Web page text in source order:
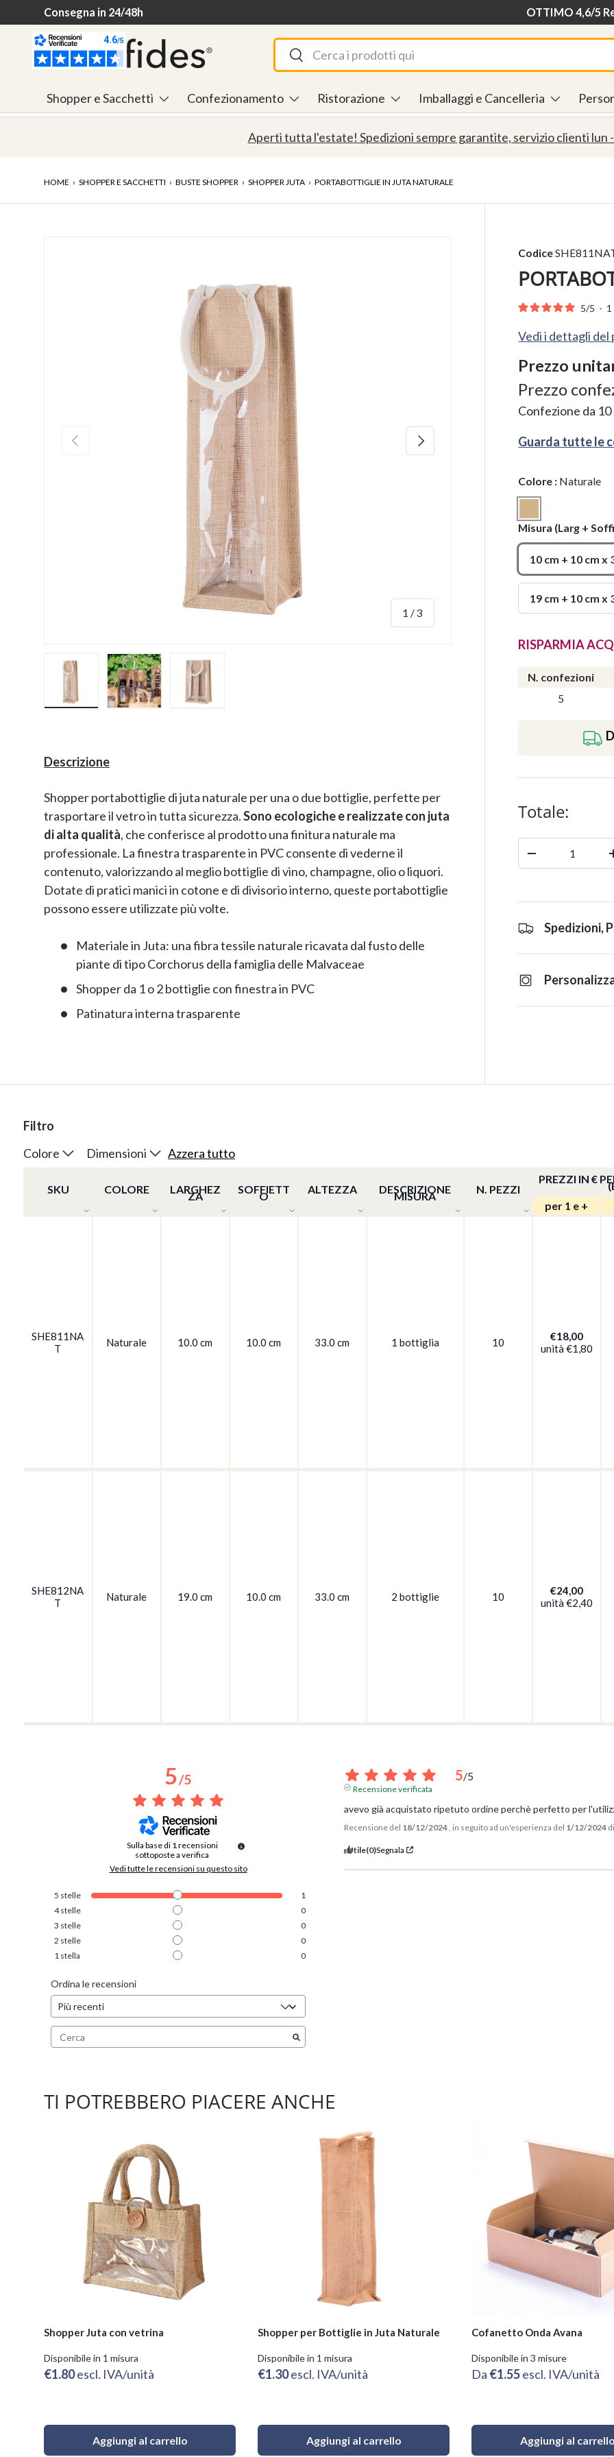
Passa ai contenuti
Spedizione gratuita da 195 € Consegna in 24/
OTTIMO 4,6/5
Cerca
Cerca
Shopper e Sacchetti Confezionamento Ristorazione Imballaggi e Cancelleria
Aperti tutta l'estate! Spedizioni sempre garantite, servizio clienti lun -
HOME › SHOPPER E SACCHETTI › BUSTE SHOPPER › SHOPPER JUTA › PORTABOTTIGLIE IN JUTA NATURALE
Indietro
1 /di
3
Avanti
Codice
5/5 - 1
Vedi i dettagli
Prezzo
Prezzo
Confezione da 10
Guarda tutte le
Misura (Larg +
10 cm + 10 cm x
19 cm + 10 cm
Colore : Naturale
Naturale
RISPARMIA
N. confezioni
5
Totale:
+
Spedizioni,
Descrizione
Shopper portabottiglie di juta naturale per una o due bottiglie, perfette per
trasportare il vetro in tutta sicurezza.Sono ecologiche e realizzate con juta
di alta qualità, che conferisce al prodotto una finitura naturale ma
professionale. La finestra trasparente in PVC consente di vederne il
contenuto, valorizzando al meglio bottiglie di vino, champagne, olio o liquori.
Dotate di pratici manici in cotone e di divisorio interno, queste portabottiglie
possono essere utilizzate più volte.
Materiale in Juta: una fibra tessile naturale ricavata dal fusto delle
piante di tipo Corchorus della famiglia delle Malvaceae
Shopper da 1 o 2 bottiglie con finestra in PVC
Patinatura interna trasparente
Filtro
Colore
Dimensioni Azzera tutto
SKU COLORE LARGHEZ
ZA
SOFFIETT
O
ALTEZZA DESCRIZIONE
MISURA
N. PEZZI
PREZZI IN €
per 1 e +
SHE811NA
T
Naturale 10.0 cm 10.0 cm 33.0 cm 1 bottiglia 10
€18,00
unità €1,80
SHE812NA
T
Naturale 19.0 cm 10.0 cm 33.0 cm 2 bottiglie 10
€24,00
unità €2,40
5/5
Sulla base di 1recensioni
sottoposte a verifica
Vedi tutte le recensioni su questo sito
5 stelle
1
4stelle
0
3 stelle
0
2 stelle
0
1 stella 0
Ordina le recensioni
5/5
Recensione verificata
avevo già acquistato ripetuto ordine perchè perfetto per
Recensione del 18/12/2024 , in seguito ad un'esperienza del 1/12/2024 di
Utile(0)Segnala
TI POTREBBERO PIACERE ANCHE
Shopper Juta con vetrina
Disponibile in 1 misura
€1.80escl. IVA/unità
Aggiungi al carrello
Shopper per Bottiglie in Juta Naturale
Disponibile in 1 misura
€1.30escl. IVA/unità
Aggiungi al carrello
Cofanetto Onda Avana
Disponibile in 3 misure
Da €1.55escl. IVA/unità
Aggiungi al carrello